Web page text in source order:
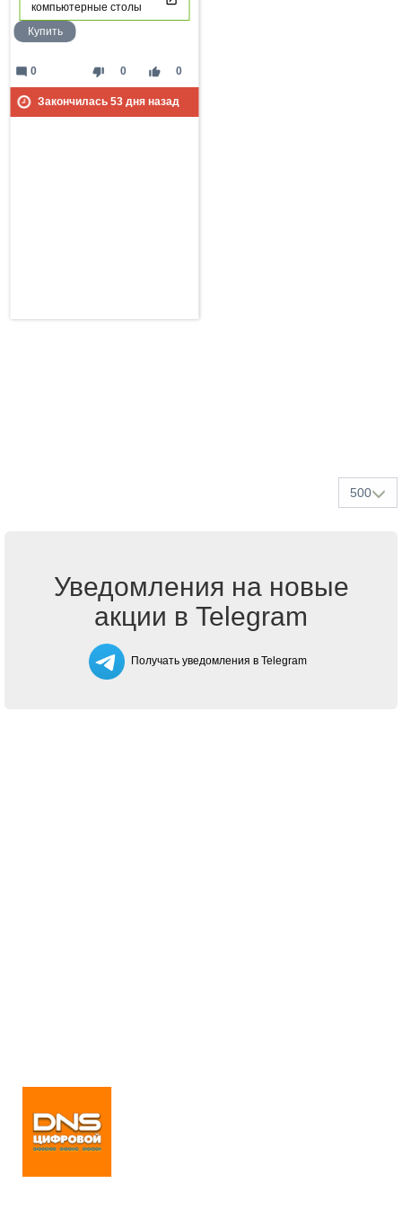
компьютерные столы
Купить
thumb_down 0 thumb_up 0
mode_comment 0
Закончилась 53дня назад
500
Уведомления на новые
акции в Telegram
Получать уведомления в Telegram